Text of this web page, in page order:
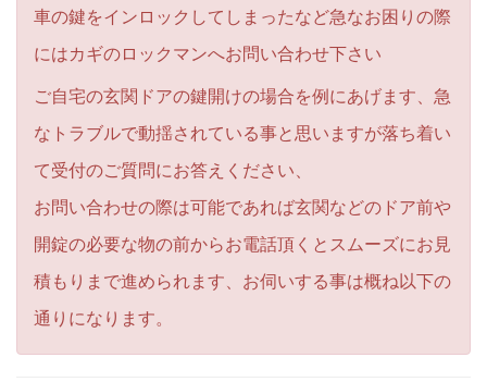
車の鍵をインロックしてしまったなど急なお困りの際
にはカギのロックマンへお問い合わせ下さい
ご自宅の玄関ドアの鍵開けの場合を例にあげます、急
なトラブルで動揺されている事と思いますが落ち着い
て受付のご質問にお答えください、
お問い合わせの際は可能であれば玄関などのドア前や
開錠の必要な物の前からお電話頂くとスムーズにお見
積もりまで進められます、お伺いする事は概ね以下の
通りになります。